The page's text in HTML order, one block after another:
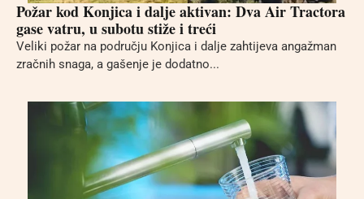
Požar kod Konjica i dalje aktivan: Dva Air Tractora
gase vatru, u subotu stiže i treći
Veliki požar na području Konjica i dalje zahtijeva angažman
zračnih snaga, a gašenje je dodatno...